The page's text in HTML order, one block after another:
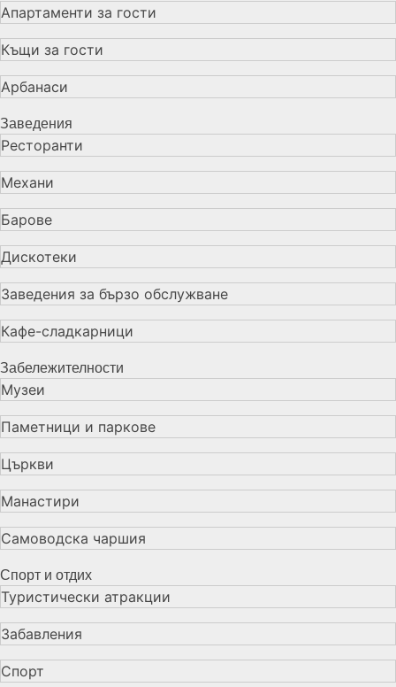
Апартаменти за гости
Къщи за гости
Арбанаси
Заведения
Ресторанти
Механи
Барове
Дискотеки
Заведения за бързо обслужване
Кафе-сладкарници
Забележителности
Музеи
Паметници и паркове
Църкви
Манастири
Самоводска чаршия
Спорт и отдих
Туристически атракции
Забавления
Спорт